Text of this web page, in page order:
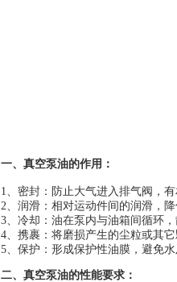
一、 真空泵油的作用：
1、密封：防止大气进入排气阀，
2、润滑：相对运动件间的润滑，降
3、冷却：油在泵内与油箱间循环，
4、携裹：将磨损产生的尘粒或其
5、保护：形成保护性油膜，避免
二、 真空泵油的性能要求：